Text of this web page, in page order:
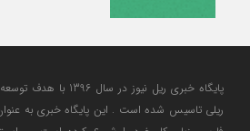
پایگاه خبری ریل نیوز
ریلی تاسیس شده است . این پایگاه خبری به